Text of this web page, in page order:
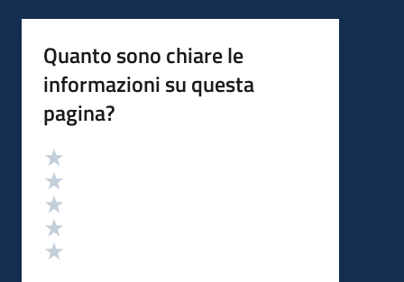
Quanto sono chiare le
informazioni su questa
pagina?
Valutazione